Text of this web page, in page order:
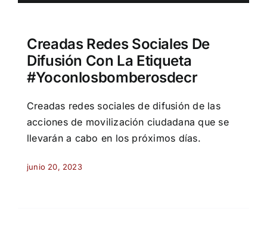
Creadas Redes Sociales De
Difusión Con La Etiqueta
#yoconlosbomberosdecr
Creadas redes sociales de difusión de las
acciones de movilización ciudadana que se
llevarán a cabo en los próximos días.
junio 20, 2023